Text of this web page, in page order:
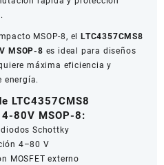
MSOP-8, el
LTC4357CMS8
MSOP-8 es ideal para diseños
máxima eficiencia y
energía.
LTC4357CMS8
80V MSOP-8:
Schottky
4–80 V
MOSFET externo